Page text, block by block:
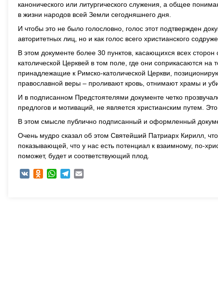
канонического или литургического служения, а общее
в жизни народов всей Земли сегодняшнего дня.
И чтобы это не было голословно, голос этот подтвержден
авторитетных лиц, но и как голос всего христианского
В этом документе более 30 пунктов, касающихся всех
католической Церквей в том поле, где они соприкасаются
принадлежащие к Римско-католической Церкви,
православной веры – проливают кровь, отнимают храмы и
И в подписанном Предстоятелями документе четко
предлогов и мотиваций, не является христианским путем.
В этом смысле публично подписанный и оформленный
Очень мудро сказал об этом Святейший Патриарх Кирилл,
показывающей, что у нас есть потенциал к взаимному, по-
поможет, будет и соответствующий плод.
VK Odnoklassniki
WhatsAppTelegram